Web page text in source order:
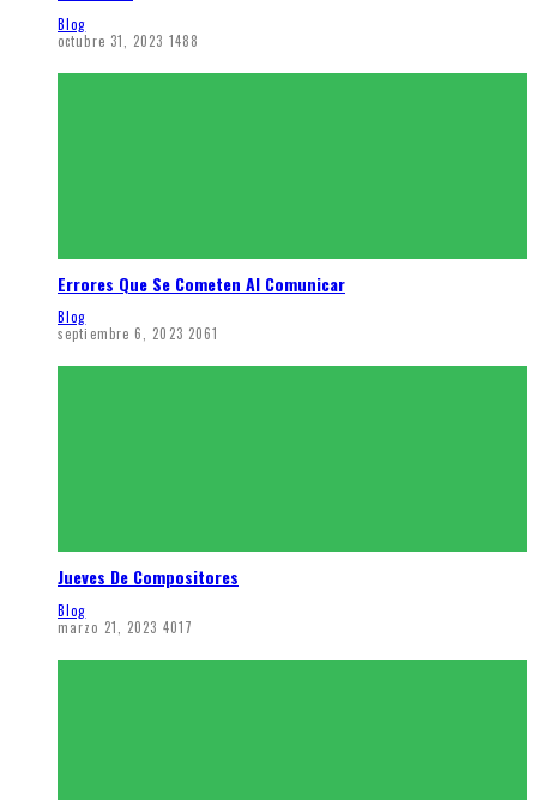
Blog
octubre 31, 2023 1488
Errores Que Se Cometen Al Comunicar
Blog
septiembre 6, 2023 2061
Jueves De Compositores
Blog
marzo 21, 2023 4017